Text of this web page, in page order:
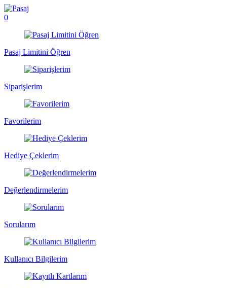
0
Pasaj Limitini Öğren
Siparişlerim
Favorilerim
Hediye Çeklerim
Değerlendirmelerim
Sorularım
Kullanıcı Bilgilerim